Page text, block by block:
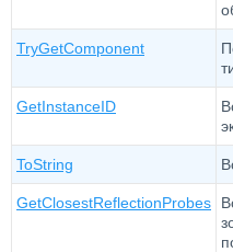
TryGetComponent
GetInstanceID
ToString
GetClosestReflectionProbes